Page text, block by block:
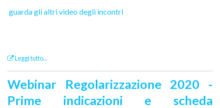
guarda gli altri video degli incontri
Leggi tutto...
Webinar Regolarizzazione 2020 -
Prime indicazioni e scheda